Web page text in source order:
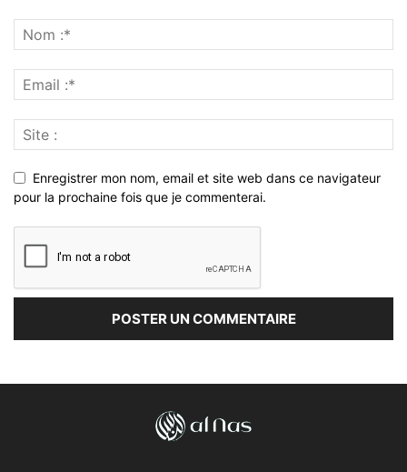
Enregistrer mon nom, email et site web dans ce navigateur
pour la prochaine fois que je commenterai.